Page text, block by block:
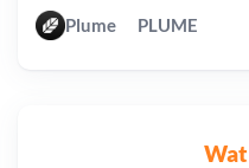
Wat
Plume PLUME